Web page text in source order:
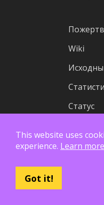
Wiki
Статус
This website uses
experience. Learn
Got it!